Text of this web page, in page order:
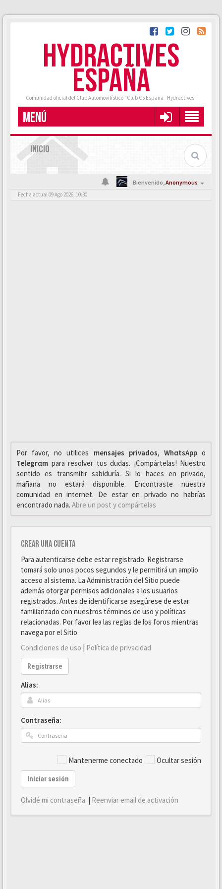
HYDRACTIVES
ESPAÑA
Comunidad oficial del Club Automovilístico "Club C5 España - Hydractives"
MENÚ
INICIO
Bienvenido,Anonymous
Fecha actual 09 Ago 2026, 10:30
Por favor, no utilices mensajes privados, WhαtsAppo
Telegrαm para resolver tus dudas. ¡Compártelas! Nuestro
sentido es transmitir sabiduría. Si lo haces en privado,
mañana no estará disponible. Encontraste nuestra
comunidad en internet. De estar en privado no habrías
encontrado nada. Abre un post y compártelas
Crear una cuenta
Para autenticarse debe estar registrado. Registrarse
tomará solo unos pocos segundos y le permitirá un amplio
acceso al sistema. La Administración del Sitio puede
además otorgar permisos adicionales a los usuarios
registrados. Antes de identificarse asegúrese de estar
familiarizado con nuestros términos de uso y políticas
relacionadas. Por favor lea las reglas de los foros mientras
navega por el Sitio.
Condiciones de uso | Política de privacidad
Registrarse
Alias:
Contraseña:
Mantenerme conectado Ocultar sesión
Iniciar sesión
Olvidé mi contraseña | Reenviar email de activación